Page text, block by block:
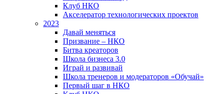
Клуб НКО
Акселератор технологических проектов
2023
Давай меняться
Призвание – НКО
Битва креаторов
Школа бизнеса 3.0
Играй и развивай
Школа тренеров и модераторов «Обучай»
Первый шаг в НКО